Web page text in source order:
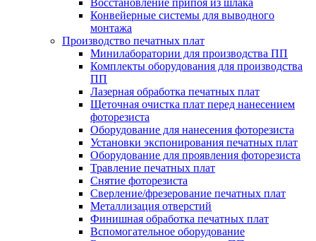
Восстановление припоя из шлака
Конвейерные системы для выводного
монтажа
Производство печатных плат
Минилаборатории для производства ПП
Комплекты оборудования для производства
ПП
Лазерная обработка печатных плат
Щеточная очистка плат перед нанесением
фоторезиста
Оборудование для нанесения фоторезиста
Установки экспонирования печатных плат
Оборудование для проявления фоторезиста
Травление печатных плат
Снятие фоторезиста
Сверление/фрезерование печатных плат
Металлизация отверстий
Финишная обработка печатных плат
Вспомогательное оборудование